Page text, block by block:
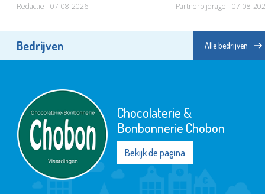
Redactie - 07-08-2026 Partnerbijdrage - 07-08-
Bedrijven Alle bedrijven
Chocolaterie &
Bonbonnerie Chobon
Bekijk de pagina